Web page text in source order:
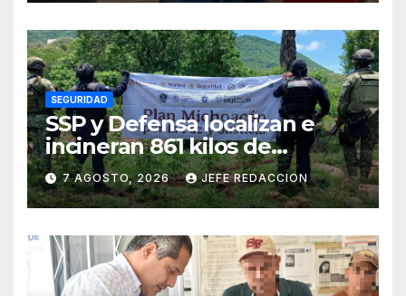
SEGURIDAD
SSP y Defensa localizan e
incineran 861 kilos de
marihuana en Huetamo
7 AGOSTO, 2026 JEFE REDACCION